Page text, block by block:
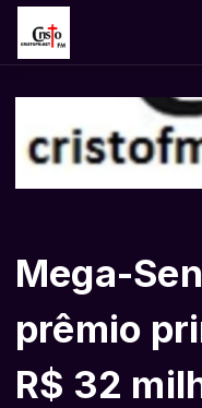
Mega-
prêmio
R$ 32